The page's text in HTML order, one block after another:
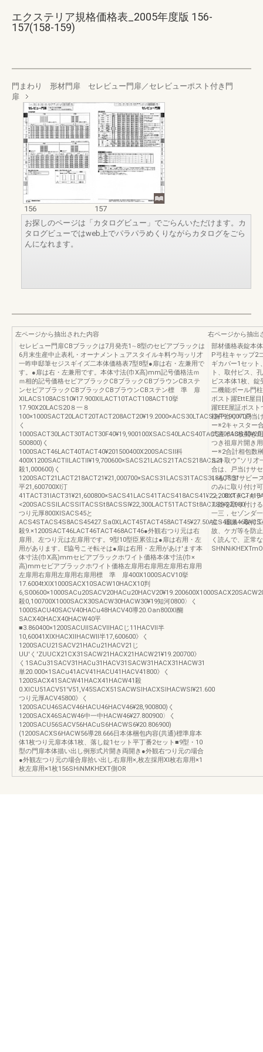
エクステリア規格価格表_2005年度版 156-
157(158-159)
門まわり 形材門扉 セレビュー門扉／セレビューポスト付き門
扉
156
157
お探しのページは「カタログビュー」でごらんいただけます。カ
タログビューではweb上でパラパラめくりながらカタログをごら
んになれます。
左ページから抽出された内容
セレビュー門扉CBブラックは7月発売1∼8型のセビアブラックは
6月末生産中止表札・オーナメントュアスタイルキ料ウ与ッリ才
一昨申邸筆セジスギイズ二本体価格表7型8型●扉は右・左兼用で
す。●扉は右・左兼用です。本体寸法(巾X高)mm記号価格法ｍ
ｍ相的記号価格セビアブラックCBブラックCBブラウンCBステ
ンセピアブラックCBブラックCBブラウンCBステン標 準 扉
XlLACS108ACS10¥17.900XlLACT10TACT108ACT10挙
17.90X20LACS20８一８
100×1000SACT20LACT20TACT208ACT20¥19.2000×ACS30LTACS3¥19.900700)
く
1000SACT30LACT30TACT30F40¥19,900100XSACS40LACS40TACS408ACS40¥20
500800)く
1000SACT46LACT40TACT40¥201500400X200SACSll科
400X1200SACTllLACTll¥19,700600×SACS21LACS21TACS218ACS21
殺1,000600)く
1200SACT21LACT218ACT21¥21,000700×SACS31LACS31TACS318ACS31
平21,600700Xl汀
<200SACSSlLACSSlTACSSt8ACSSl¥22,300LACT51TACTSt8ACTSt¥22.980
つり元厚800XlSACS45と
殺9.×1200SACT46LACT46TACT468ACT46●外観右つり元は右
扉用、左つり元は左扉用です。9型10型臣累弦は●扉は右用・左
用があります。E協号こそ転そは●扉は右用・左用があけ'ます本
体寸法(巾X高)mmセビアブラックホワイト価格本体寸法(巾×
高)mmセビアブラックホワイト価格左扉用右扉用左扉用右扉用
左扉用右扉用左扉用右扉用標 準 扉400X1000SACV10挙
17.6004tXIX1000SACX10SACW10HACX10判
殺0,100700X1000SACX30SACW30HACW30¥19知河0800〉く
1000SACU40SACV40HACu48HACV40導20.Oan800Xl醐
SACX40HACX40HACW40平
■3.860400×1200SACUllSACVllHACじ11HACVll半
10,60041XIXHACXllHACWll半17,600600》く
1200SACU21SACV21HACu21HACV21じ
UU'く'ZUUCX21CX31SACW21HACX21HACW21¥19.200700》
く1SACu31SACV31HACu31HACV31SACW31HACX31HACW31
単20.000×1SACu41ACV41HACU41HACV41800》く
1200SACX41SACW41HACX41HACW41殺
0.XlCU51ACV51'V51,V45SACX51SACWSlHACXSlHACWSl¥21.600
つり元厚ACV45800》く
1200SACU46SACV46HACU46HACV46¥28,900800)く
1200SACX46SACW46中一中HACW46¥27.800900〉く
1200SACU56SACV56HACuS6HACWS6¥20.806900)
(1200SACXS6HACW56導28.666日本体梱包内容(共通)標準扉本
体1枚つり元扉本体1枚、落し錠1セット平丁番2セット■9型・10
型の門扉本体描い出し例形式片開き両開き●外観右つり元の場合
●外観左つり元の場合扉拾い出し右扉用×,枚左採用Xl枚右扉用×1
枚左扉用×1枚156SHiNMKHEXT側OR
右ページから抽出
部材価格表錠本
P弓柱キャップ2
ギカバー1セット
ト、取付ビス、
ビス本体1枚、
二機能ボール門
ボスト躍EttE屋
躍EEE屋証ポス
柱戸当り※1戸当
ー※2キャスター
式直イ13枚開き
つき祖扉片開き
ー※2合計相包数
ルキ取ウ“ソリ才
合は、戸当けサ
いる戸当'サビー
のみに取り付け
ン、8:ステンカ
ル錠を取り付け
一三，セゾンダ
立・運搬・取付
故、ケガ等を防
く読んで、正常